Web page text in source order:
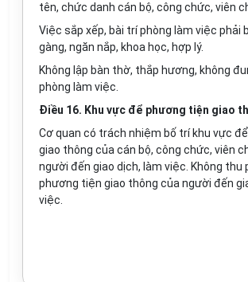
tên, chức danh cán bộ, công chức, viên
Việc sắp xếp, bài trí phòng làm việc phải
gàng, ngăn nắp, khoa học, hợp lý.
Không lập bàn thờ, thắp hương, không
phòng làm việc.
Điều 16. Khu vực để phương tiện giao
Cơ quan có trách nhiệm bố trí khu vực
giao thông của cán bộ, công chức, viên
người đến giao dịch, làm việc. Không thu
phương tiện giao thông của người đến
việc.